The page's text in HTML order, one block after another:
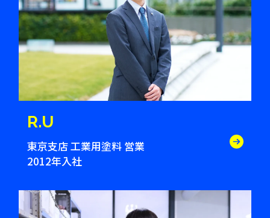
R.U
東京支店 工業用塗料 営業
2012年入社